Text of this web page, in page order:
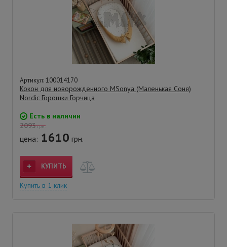
Артикул: 100014170
Кокон для новорожденного MSonya (Маленькая Соня)
Nordic Горошки Горчица
Есть в наличии
2093грн.
цена: 1610 грн.
КУПИТЬ
Купить в 1 клик